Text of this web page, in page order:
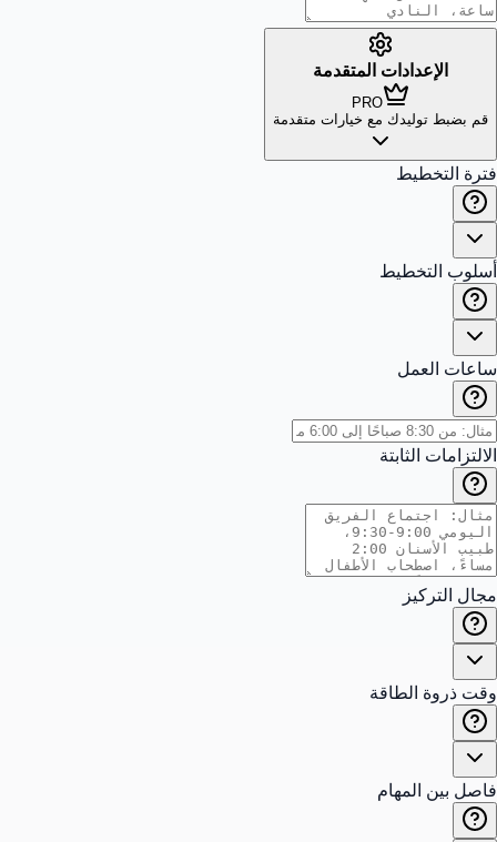
الإعدادات المتقدمة
PRO
قم بضبط توليدك مع خيارات متقدمة
فترة التخطيط
أسلوب التخطيط
ساعات العمل
الالتزامات الثابتة
مجال التركيز
وقت ذروة الطاقة
فاصل بين المهام